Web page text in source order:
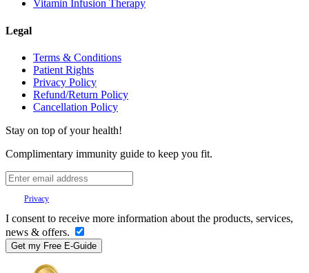
Vitamin Infusion Therapy
Legal
Terms & Conditions
Patient Rights
Privacy Policy
Refund/Return Policy
Cancellation Policy
Stay on top of your health!
Complimentary immunity guide to keep you fit.
Privacy
I consent to receive more information about the products, services,
news & offers.